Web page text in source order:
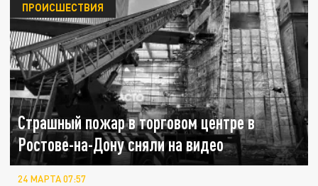
Страшный пожар в торговом центре в
Ростове-на-Дону сняли на видео
ПРОИСШЕСТВИЯ
24 МАРТА 07:57